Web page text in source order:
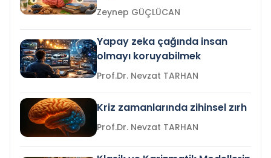
Zeynep GÜÇLÜCAN
Yapay zeka çağında insan
olmayı koruyabilmek
Prof.Dr. Nevzat TARHAN
Kriz zamanlarında zihinsel zırh
Prof.Dr. Nevzat TARHAN